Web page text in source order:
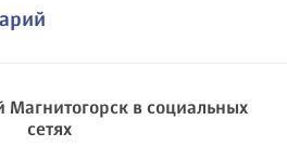
Магнитогорск в социальных
сетях